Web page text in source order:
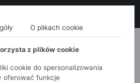
QUIOSQUE
O plikach cookie
z plików cookie
cookie do spersonalizowania
oferować funkcje